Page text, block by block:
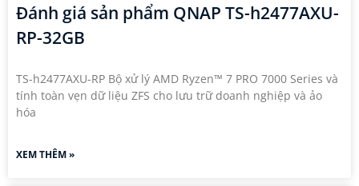
Đánh giá sản phẩm QNAP TS-h2477AXU-
RP-32GB
TS-h2477AXU-RP Bộ xử lý AMD Ryzen™ 7 PRO 7000 Series và
tính toàn vẹn dữ liệu ZFS cho lưu trữ doanh nghiệp và ảo
hóa
XEM THÊM »